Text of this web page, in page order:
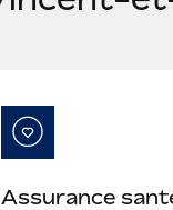
Assurance